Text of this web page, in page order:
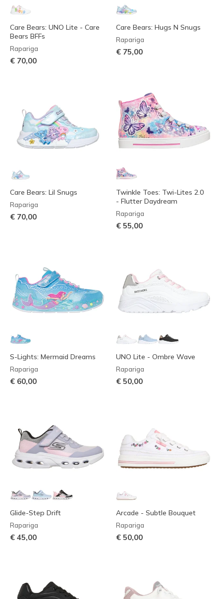
Care Bears: UNO Lite - Care
Bears BFFs
Rapariga
€ 70,00
Care Bears: Hugs N Snugs
Rapariga
€ 75,00
Care Bears: Lil Snugs
Rapariga
€ 70,00
Twinkle Toes: Twi-Lites 2.0
- Flutter Daydream
Rapariga
€ 55,00
S-Lights: Mermaid Dreams
Rapariga
€ 60,00
UNO Lite - Ombre Wave
Rapariga
€ 50,00
Glide-Step Drift
Rapariga
€ 45,00
Arcade - Subtle Bouquet
Rapariga
€ 50,00